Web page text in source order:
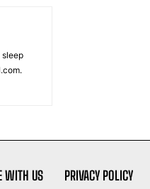
sleep
WITH US PRIVACY POLICY